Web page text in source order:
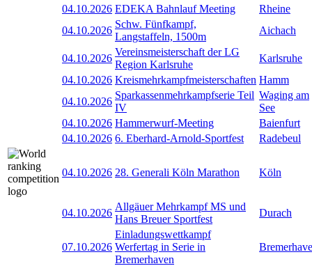
04.10.2026 EDEKA Bahnlauf Meeting
Rheine
04.10.2026
Schw. Fünfkampf,
Langstaffeln, 1500m
Aichach
04.10.2026
Vereinsmeisterschaft der LG
Region Karlsruhe
Karlsruhe
04.10.2026 Kreismehrkampfmeisterschaften Hamm
04.10.2026
Sparkassenmehrkampfserie Teil
IV
Waging am
See
04.10.2026 Hammerwurf-Meeting
Baienfurt
04.10.2026 6. Eberhard-Arnold-Sportfest Radebeul
04.10.2026 28. Generali Köln Marathon Köln
04.10.2026
Allgäuer Mehrkampf MS und
Hans Breuer Sportfest
Durach
07.10.2026
Einladungswettkampf
Werfertag in Serie in
Bremerhaven